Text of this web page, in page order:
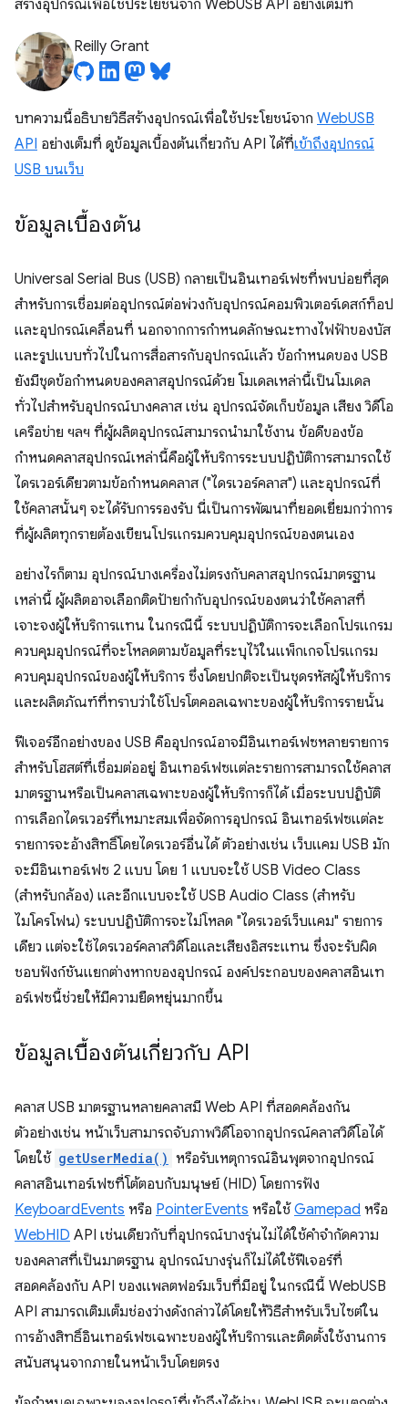
สร้างอุปกรณ์เพื่อใช้ประโยชน์จาก WebUSB API อย่างเต็มที่
Reilly Grant
บทความนี้อธิบายวิธีสร้างอุปกรณ์เพื่อใช้ประโยชน์จาก WebUSB
API อย่างเต็มที่ ดูข้อมูลเบื้องต้นเกี่ยวกับ API ได้ที่เข้าถึงอุปกรณ์
USB บนเว็บ
ข้อมูลเบื้องต้น
Universal Serial Bus (USB) กลายเป็นอินเทอร์เฟซที่พบบ่อยที่สุด
สำหรับการเชื่อมต่ออุปกรณ์ต่อพ่วงกับอุปกรณ์คอมพิวเตอร์เดสก์ท็อป
และอุปกรณ์เคลื่อนที่ นอกจากการกำหนดลักษณะทางไฟฟ้าของบัส
และรูปแบบทั่วไปในการสื่อสารกับอุปกรณ์แล้ว ข้อกำหนดของ USB
ยังมีชุดข้อกำหนดของคลาสอุปกรณ์ด้วย โมเดลเหล่านี้เป็นโมเดล
ทั่วไปสำหรับอุปกรณ์บางคลาส เช่น อุปกรณ์จัดเก็บข้อมูล เสียง วิดีโอ
เครือข่าย ฯลฯ ที่ผู้ผลิตอุปกรณ์สามารถนำมาใช้งาน ข้อดีของข้อ
กำหนดคลาสอุปกรณ์เหล่านี้คือผู้ให้บริการระบบปฏิบัติการสามารถใช้
ไดรเวอร์เดียวตามข้อกำหนดคลาส ("ไดรเวอร์คลาส") และอุปกรณ์ที่
ใช้คลาสนั้นๆ จะได้รับการรองรับ นี่เป็นการพัฒนาที่ยอดเยี่ยมกว่าการ
ที่ผู้ผลิตทุกรายต้องเขียนโปรแกรมควบคุมอุปกรณ์ของตนเอง
อย่างไรก็ตาม อุปกรณ์บางเครื่องไม่ตรงกับคลาสอุปกรณ์มาตรฐาน
เหล่านี้ ผู้ผลิตอาจเลือกติดป้ายกำกับอุปกรณ์ของตนว่าใช้คลาสที่
เจาะจงผู้ให้บริการแทน ในกรณีนี้ ระบบปฏิบัติการจะเลือกโปรแกรม
ควบคุมอุปกรณ์ที่จะโหลดตามข้อมูลที่ระบุไว้ในแพ็กเกจโปรแกรม
ควบคุมอุปกรณ์ของผู้ให้บริการ ซึ่งโดยปกติจะเป็นชุดรหัสผู้ให้บริการ
และผลิตภัณฑ์ที่ทราบว่าใช้โปรโตคอลเฉพาะของผู้ให้บริการรายนั้น
ฟีเจอร์อีกอย่างของ USB คืออุปกรณ์อาจมีอินเทอร์เฟซหลายรายการ
สำหรับโฮสต์ที่เชื่อมต่ออยู่ อินเทอร์เฟซแต่ละรายการสามารถใช้คลาส
มาตรฐานหรือเป็นคลาสเฉพาะของผู้ให้บริการก็ได้ เมื่อระบบปฏิบัติ
การเลือกไดรเวอร์ที่เหมาะสมเพื่อจัดการอุปกรณ์ อินเทอร์เฟซแต่ละ
รายการจะอ้างสิทธิ์โดยไดรเวอร์อื่นได้ ตัวอย่างเช่น เว็บแคม USB มัก
จะมีอินเทอร์เฟซ 2 แบบ โดย 1 แบบจะใช้ USB Video Class
(สำหรับกล้อง) และอีกแบบจะใช้ USB Audio Class (สำหรับ
ไมโครโฟน) ระบบปฏิบัติการจะไม่โหลด "ไดรเวอร์เว็บแคม" รายการ
เดียว แต่จะใช้ไดรเวอร์คลาสวิดีโอและเสียงอิสระแทน ซึ่งจะรับผิด
ชอบฟังก์ชันแยกต่างหากของอุปกรณ์ องค์ประกอบของคลาสอินเท
อร์เฟซนี้ช่วยให้มีความยืดหยุ่นมากขึ้น
ข้อมูลเบื้องต้นเกี่ยวกับ API
คลาส USB มาตรฐานหลายคลาสมี Web API ที่สอดคล้องกัน
ตัวอย่างเช่น หน้าเว็บสามารถจับภาพวิดีโอจากอุปกรณ์คลาสวิดีโอได้
โดยใช้ getUserMedia() หรือรับเหตุการณ์อินพุตจากอุปกรณ์
คลาสอินเทอร์เฟซที่โต้ตอบกับมนุษย์ (HID) โดยการฟัง
KeyboardEvents หรือ PointerEvents หรือใช้ Gamepad หรือ
WebHID API เช่นเดียวกับที่อุปกรณ์บางรุ่นไม่ได้ใช้คำจำกัดความ
ของคลาสที่เป็นมาตรฐาน อุปกรณ์บางรุ่นก็ไม่ได้ใช้ฟีเจอร์ที่
สอดคล้องกับ API ของแพลตฟอร์มเว็บที่มีอยู่ ในกรณีนี้ WebUSB
API สามารถเติมเต็มช่องว่างดังกล่าวได้โดยให้วิธีสำหรับเว็บไซต์ใน
การอ้างสิทธิ์อินเทอร์เฟซเฉพาะของผู้ให้บริการและติดตั้งใช้งานการ
สนับสนุนจากภายในหน้าเว็บโดยตรง